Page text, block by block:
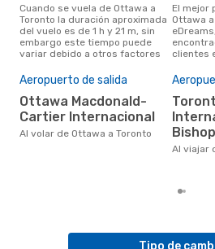
Cuando se vuela de Ottawa a
Toronto la duración aproximada
del vuelo es de 1 h y 21 m, sin
embargo este tiempo puede
variar debido a otros factores
El mejor precio para vuelos de
Ottawa
clientes
Aeropuerto de salida
Ottawa Macdonald-
Cartier Internacional
Al volar de Ottawa a Toronto
Toronto Pearson
Al
Tipo de